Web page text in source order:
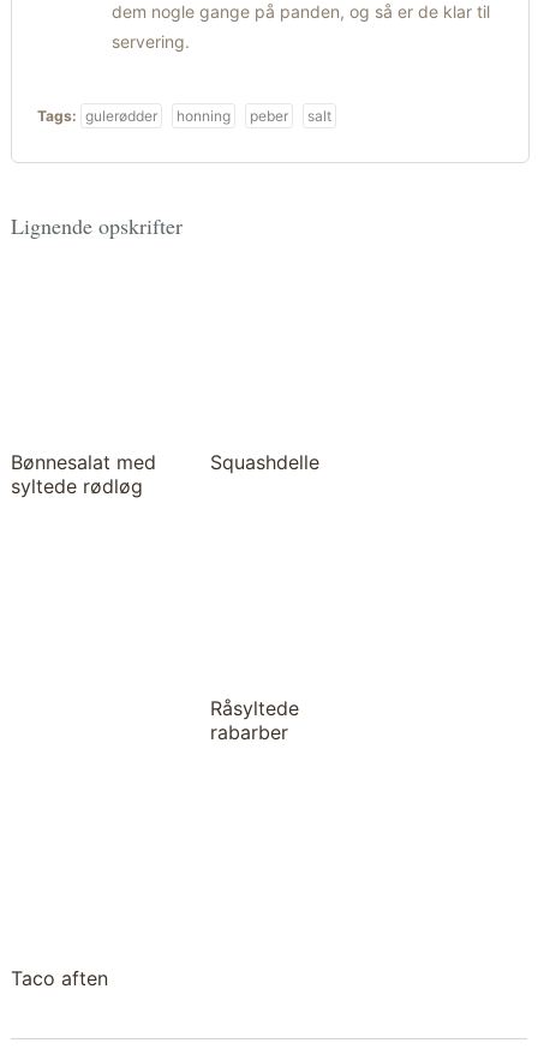
dem nogle gange på panden, og så er de klar til
servering.
Tags: gulerødder honning peber salt
Lignende opskrifter
Bønnesalat med
syltede rødløg
Squashdelle
Råsyltede
rabarber
Taco aften